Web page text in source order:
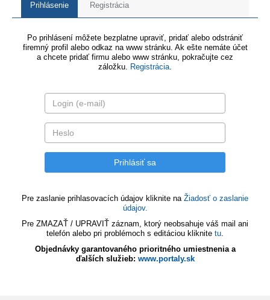
Prihlásenie Registrácia
Po prihlásení môžete bezplatne upraviť, pridať alebo odstrániť
firemný profil alebo odkaz na www stránku. Ak ešte nemáte účet
a chcete pridať firmu alebo www stránku, pokračujte cez
záložku. Registrácia.
Pre zaslanie prihlasovacích údajov kliknite na Žiadosť o zaslanie
údajov.
Pre ZMAZAŤ / UPRAVIŤ záznam, ktorý neobsahuje váš mail ani
telefón alebo pri problémoch s editáciou kliknite tu.
Objednávky garantovaného prioritného umiestnenia a
ďalších služieb: www.portaly.sk